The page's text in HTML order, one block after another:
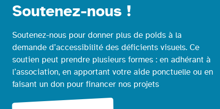
Soutenez-nous !
Soutenez-nous pour donner plus de poids à la
demande d’accessibilité des déficients visuels. Ce
soutien peut prendre plusieurs formes : en adhérant à
l’association, en apportant votre aide ponctuelle ou en
faisant un don pour financer nos projets